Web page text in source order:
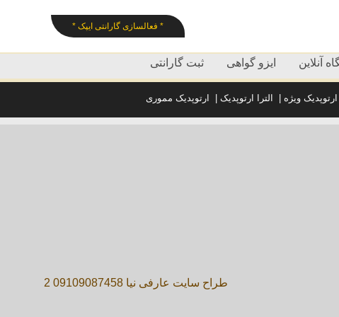
* فعالسازی گارانتی ایپک *
آنلاین ایزو گواهی ثبت گارانتی
ارتوپدیک ویژه الترا ارتوپدیک ارتوپدیک مموری